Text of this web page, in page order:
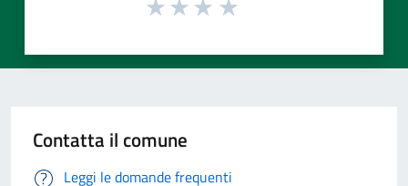
Contatta il comune
Leggi le domande frequenti